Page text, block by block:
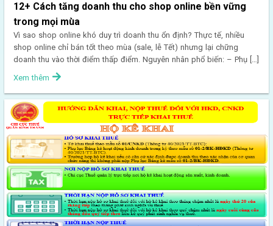
12+ Cách tăng doanh thu cho shop online bền vững
trong mọi mùa
Vì sao shop online khó duy trì doanh thu ổn định? Thực tế, nhiều
shop online chỉ bán tốt theo mùa (sale, lễ Tết) nhưng lại chững
doanh thu vào thời điểm thấp điểm. Nguyên nhân phổ biến: – Phụ […]
Xem thêm